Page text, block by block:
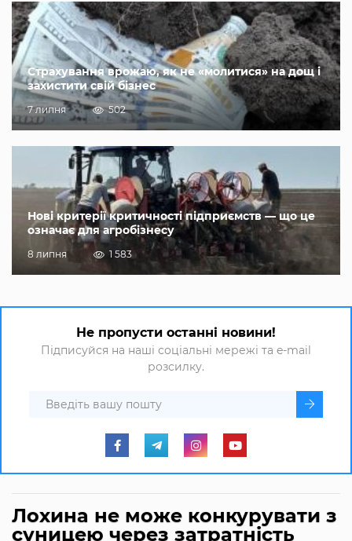
Страхування врожаю, як не «молитися» на дощ і
захистити свій бізнес
7 липня 502
Нові критерії критичності підприємств — що це
означає для агробізнесу
8 липня 1 583
Не пропусти останні новини!
Підписуйся на наші соціальні мережі та e-mail
розсилку.
Лохина не може конкурувати з
суницею через затратність